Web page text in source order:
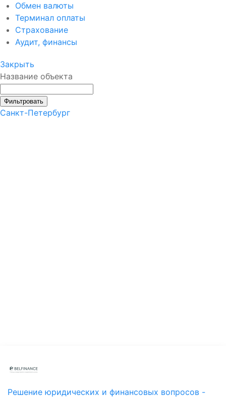
Обмен валюты
Терминал оплаты
Страхование
Аудит, финансы
Закрыть
Название объекта
Фильтровать
Санкт-Петербург
Решение юридических и финансовых вопросов -